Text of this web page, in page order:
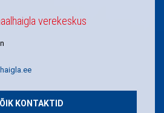
verekeskus
KONTAKTID